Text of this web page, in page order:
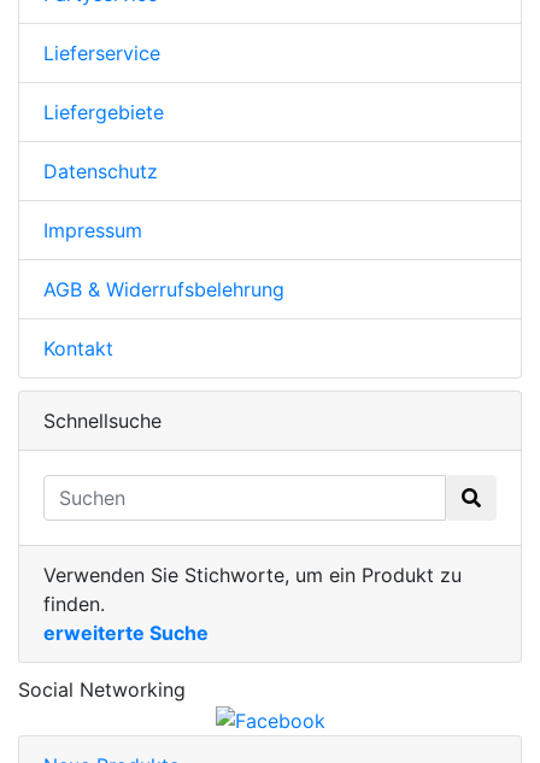
Lieferservice
Liefergebiete
Datenschutz
Impressum
AGB & Widerrufsbelehrung
Kontakt
Schnellsuche
Verwenden Sie Stichworte, um ein Produkt zu
finden.
erweiterte Suche
Social Networking